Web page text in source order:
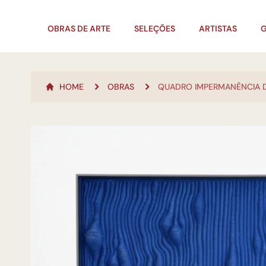
OBRAS DE ARTE SELEÇÕES ARTISTAS
HOME OBRAS QUADRO IMPERMANÊNCIA